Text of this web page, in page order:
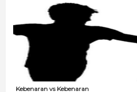
Kebenaran vs Kebenaran